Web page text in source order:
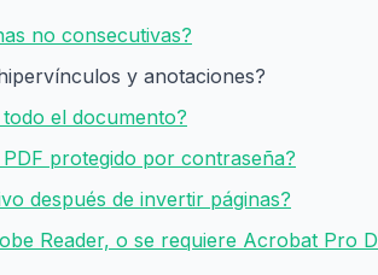
no consecutivas?
y anotaciones?
el documento?
protegido por contraseña?
después de invertir páginas?
Reader, o se requiere Acrobat Pro